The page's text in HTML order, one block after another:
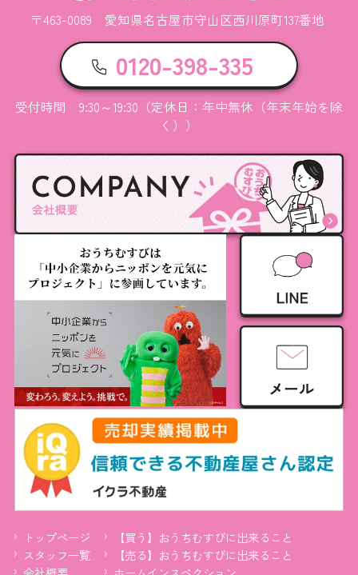
〒463-0089 愛知県名古屋市守山区西川原町137番地
0120-398-335
受付時間 9:30～19:30（定休日：年中無休（年末年始を除
く））
トップページ
【買う】おうちむすびに出来ること
スタッフ一覧
【売る】おうちむすびに出来ること